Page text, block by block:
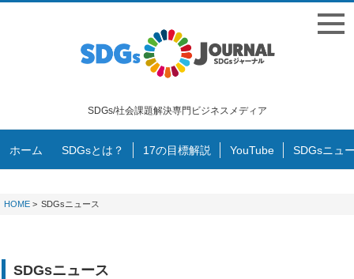
SDGs/社会課題解決専門ビジネスメディア
ホーム SDGsとは？ 17の目標解説 YouTube SDGsニュ
HOME > SDGsニュース
SDGsニュース